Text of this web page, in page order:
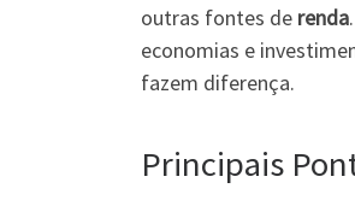
outras fontes de renda
economias e
fazem diferença.
Principais